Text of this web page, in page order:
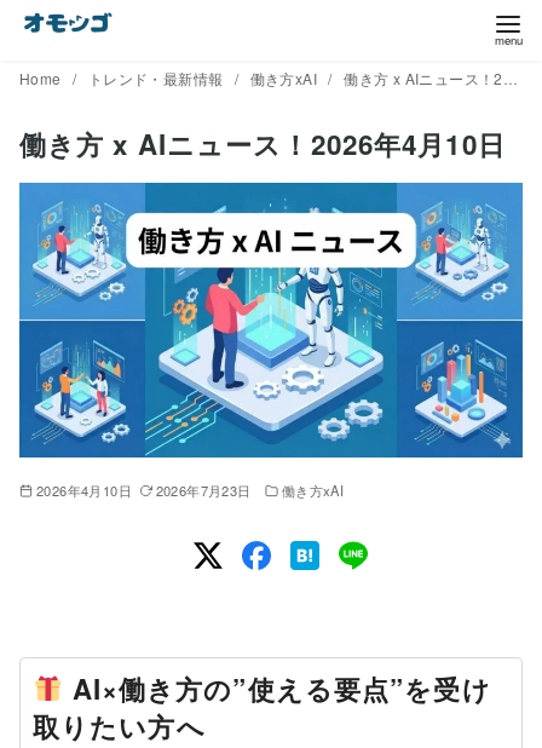
Home トレンド・最新情報 働き方xAI 働き方 x AIニュース！2026年4月10日
働き方 x AIニュース！2026年4月10日
2026年4月10日 2026年7月23日 働き方xAI
AI×働き方の”使える要点”を受け
取りたい方へ